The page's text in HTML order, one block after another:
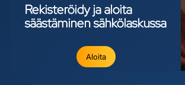
Rekisteröidyjaaloita
säästäminensähkölaskussa
Aloita